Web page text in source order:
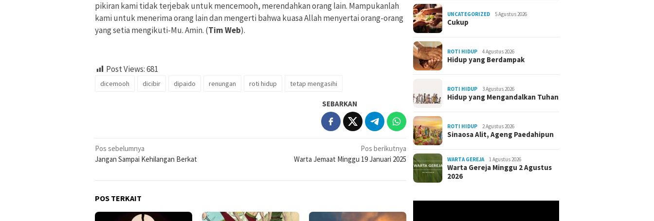
pikiran kami tidak terjebak untuk mencemooh, merendahkan orang lain. Mampukanlah
kami untuk menerima orang lain dan mengerti bahwa kuasa Allah menyertai orang-orang
yang setia mengikuti-Mu. Amin. (Tim Web).
Post Views:681
dicemooh dicibir dipaido renungan roti hidup tetap mengasihi
SEBARKAN
Navigasi
pos
Pos sebelumnya
Jangan Sampai Kehilangan Berkat
Pos berikutnya
Warta Jemaat Minggu 19 Januari 2025
POS TERKAIT
UNCATEGORIZED 5 Agustus 2026
Cukup
ROTI HIDUP 4 Agustus 2026
Hidup yang Berdampak
ROTI HIDUP 3 Agustus 2026
Hidup yang Mengandalkan Tuhan
ROTI HIDUP 2 Agustus 2026
Sinaosa Alit, Ageng Paedahipun
WARTA GEREJA 1 Agustus 2026
Warta Gereja Minggu 2 Agustus
2026